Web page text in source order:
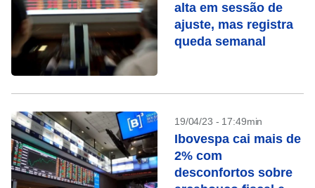
alta em sessão de
ajuste, mas registra
queda semanal
19/04/23 - 17:49min
Ibovespa cai mais de
2% com
desconfortos sobre